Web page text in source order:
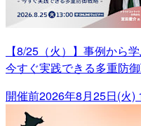
【8/25（火）】事例から
今すぐ実践できる多重防
開催前2026年8月25日(火)